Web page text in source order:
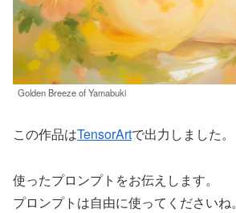
Golden Breeze of Yamabuki
この作品はTensorArtで出力しました。
使ったプロンプトをお伝えします。
プロンプトは自由に使ってくださいね。